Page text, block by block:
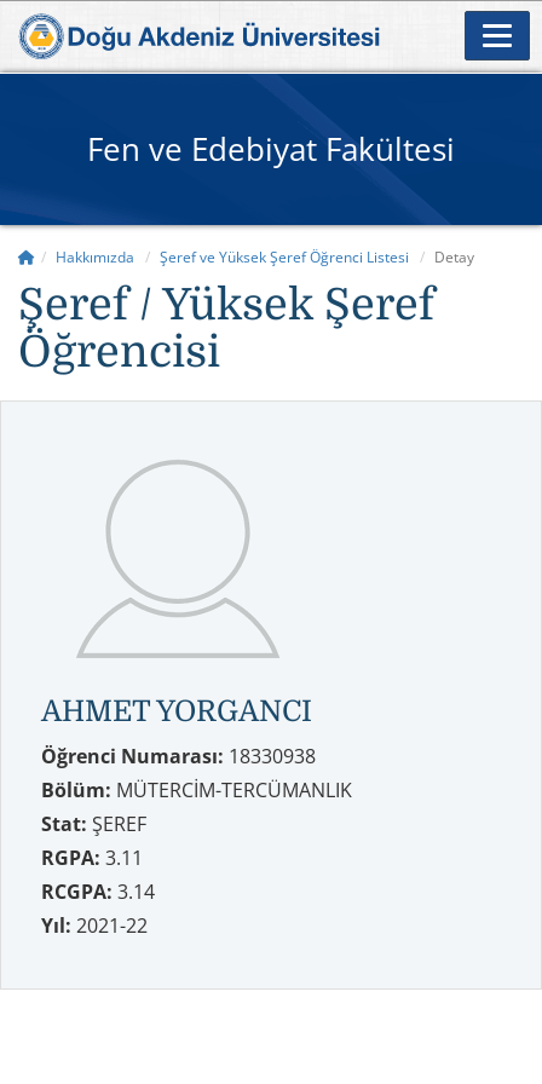
Fen ve Edebiyat Fakültesi
Hakkımızda Şeref ve Yüksek Şeref Öğrenci Listesi Detay
Şeref / Yüksek Şeref
Öğrencisi
AHMET YORGANCI
Öğrenci Numarası: 18330938
Bölüm: MÜTERCİM-TERCÜMANLIK
Stat: ŞEREF
RGPA: 3.11
RCGPA: 3.14
Yıl: 2021-22